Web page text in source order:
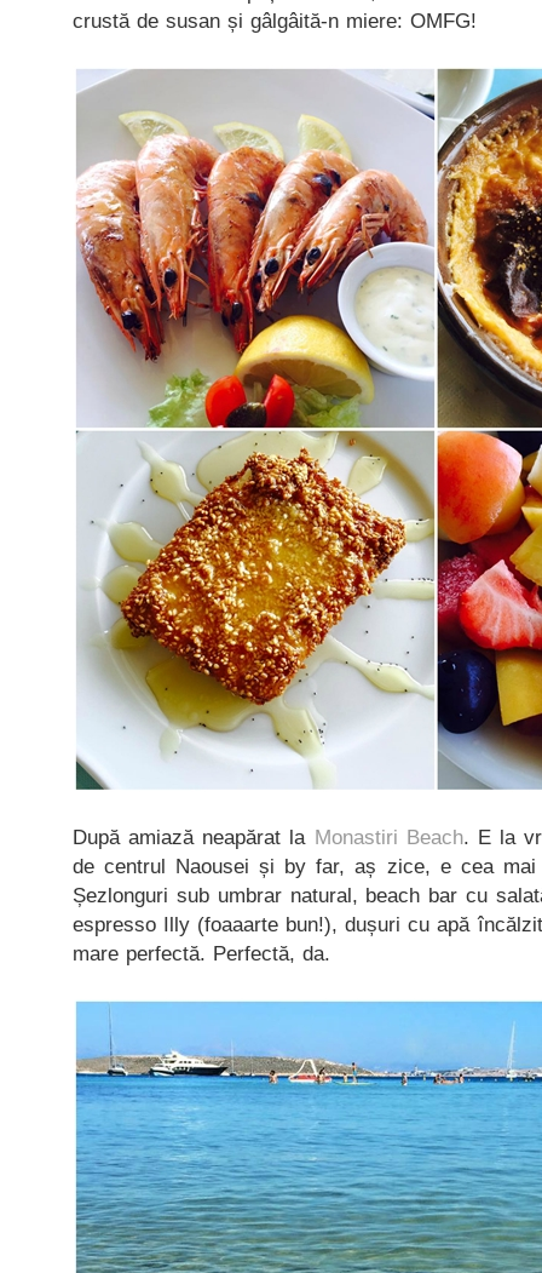
crustă de susan și gâlgâită-n miere: OMFG!
După amiază neapărat la Monastiri Beach. E la
de centrul Naousei și by far, aș zice, e cea mai
Șezlonguri sub umbrar natural, beach bar cu
espresso Illy (foaaarte bun!), dușuri cu apă
mare perfectă. Perfectă, da.